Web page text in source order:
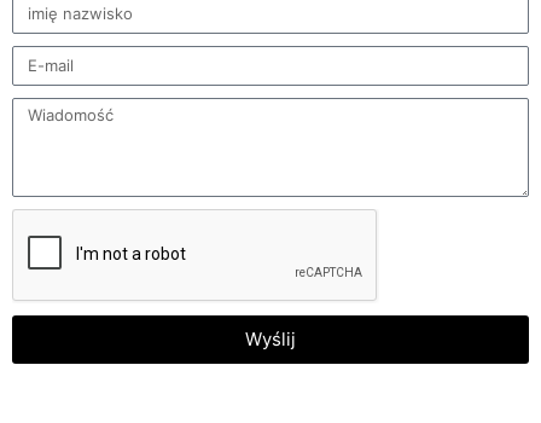
Wyślij